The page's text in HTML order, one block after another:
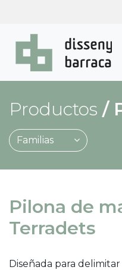
Productos /
Familias
Pilona de
Terradets
Diseñada para